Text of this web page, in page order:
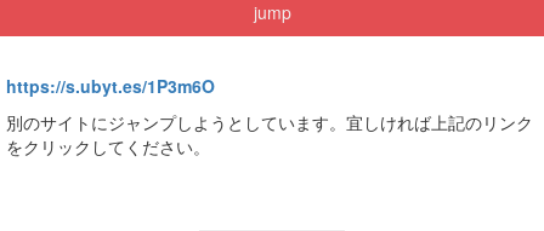
jump
https://s.ubyt.es/1P3m6O
別のサイトにジャンプしようとしています。宜しければ上記のリンク
をクリックしてください。